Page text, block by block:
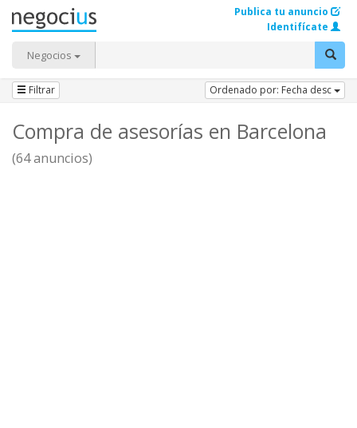
Negocios
Publica tu anuncio
Identifícate
Filtrar Ordenado por: Fecha desc
Compra de asesorías en Barcelona
(64 anuncios)